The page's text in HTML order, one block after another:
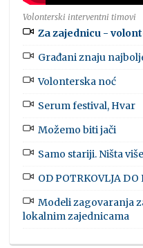
Volonterski interventni timovi
Za zajednicu -
Građani znaju
Volonterska noć
Serum festival, Hvar
Možemo biti jači
Samo stariji. Ništa
OD POTRKOVLJA DO
Modeli zagovaranja
lokalnim zajednicama